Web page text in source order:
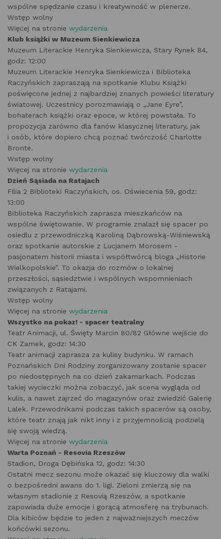
wspólne spędzanie czasu i kreatywność w plenerze.
Wstęp wolny
Więcej na stronie wydarzenia
Klub książki w Muzeum Sienkiewicza
Muzeum Literackie Henryka Sienkiewicza, Stary Rynek 84,
godz: 12:00
Muzeum Literackie Henryka Sienkiewicza i Biblioteka
Raczyńskich zapraszają na spotkanie Klubu Książki
poświęcone jednej z najbardziej znanych powieści literatury
światowej. Uczestnicy porozmawiają o „Jane Eyre”,
bohaterach książki oraz epoce, w której powstała. To
propozycja zarówno dla fanów klasycznej literatury, jak
i osób, które dopiero chcą poznać twórczość Charlotte
Brontë.
Wstęp wolny
Więcej na stronie wydarzenia
Dzień Sąsiada na Ratajach
Filia 2 Biblioteki Raczyńskich, os. Oświecenia 59, godz:
13:00
Biblioteka Raczyńskich zaprasza mieszkańców na
wspólne świętowanie. W programie znalazł się spacer po
osiedlu z przewodniczką Karoliną Dąbrowską-Wiśniewską
oraz spotkanie autorskie z Lucjanem Morosem -
pasjonatem historii miasta i współtwórcą bloga „Historie
Wielkopolskie”. To okazja do rozmów o lokalnej
przeszłości, sąsiedztwie i wspólnych wspomnieniach
związanych z Ratajami.
Wstęp wolny
Więcej na stronie wydarzenia
Wszystko na pokaz! - spacer teatralny
Teatr Animacji, ul. Święty Marcin 80/82 Główne wejście do
CK Zamek, godz: 14:30
Teatr animacji zaprasza za kulisy budynku. W ramach
Poznańskich Dni Rodziny zorganizowany zostanie spacer
po niedostępnych na co dzień zakamarkach. Podczas
takiej wycieczki można zobaczyć, jak scena wygląda od
kulis, a nawet zajrzeć do magazynów oraz zwiedzić Galerię
Lalek. Przewodnikami podczas takich spacerów są osoby,
które teatr znają jak nikt inny i z przyjemnością podzielą
się swoją wiedzą.
Więcej na stronie wydarzenia
Warta Poznań - Resovia Rzeszów
Stadion, Droga Dębińska 12, godz: 14:30
Ostatni mecz sezonu może okazać się kluczowy dla walki
o bezpośredni awans do 1. ligi. Zieloni zmierzą się na
własnym stadionie z Resovią Rzeszów, a spotkanie
zapowiada duże emocje i gorącą atmosferę na trybunach.
Dla kibiców będzie to jeden z najważniejszych meczów
końcówki sezonu.